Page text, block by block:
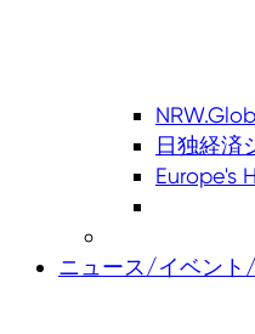
日独経済
Europe's
ニュース/イベント